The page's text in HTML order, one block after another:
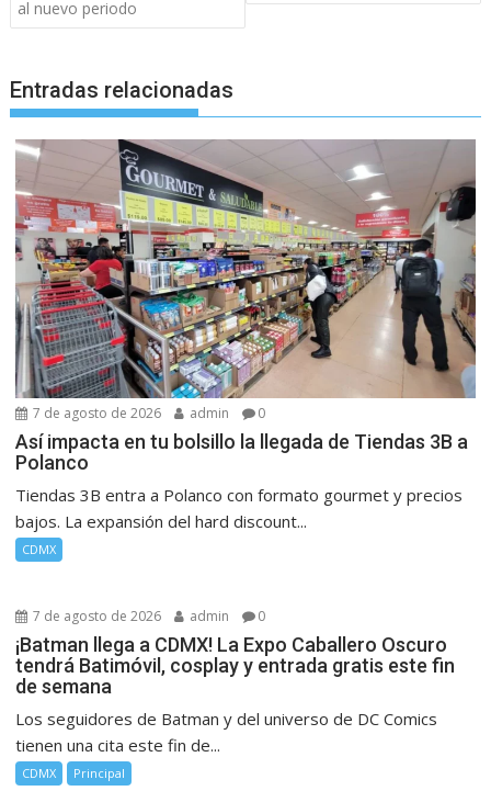
entradas
al nuevo periodo
Entradas relacionadas
7 de agosto de 2026 admin 0
Así impacta en tu bolsillo la llegada de Tiendas 3B a
Polanco
Tiendas 3B entra a Polanco con formato gourmet y precios
bajos. La expansión del hard discount...
CDMX
7 de agosto de 2026 admin 0
¡Batman llega a CDMX! La Expo Caballero Oscuro
tendrá Batimóvil, cosplay y entrada gratis este fin
de semana
Los seguidores de Batman y del universo de DC Comics
tienen una cita este fin de...
CDMX Principal